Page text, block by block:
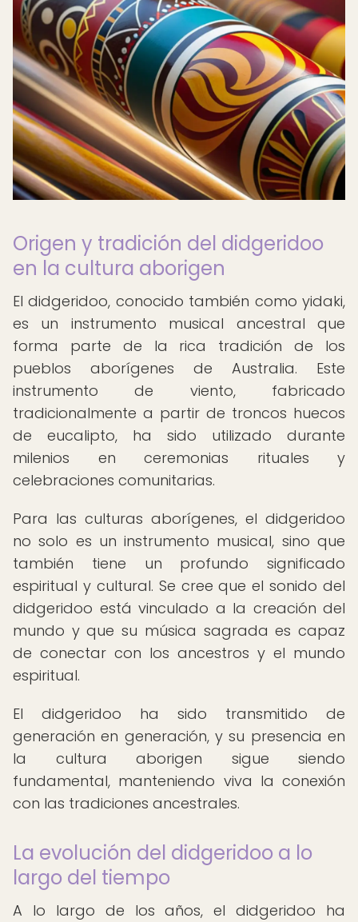
Origen y tradición del didgeridoo
en la cultura aborigen
El didgeridoo, conocido también como yidaki,
es un instrumento musical ancestral que
forma parte de la rica tradición de los
pueblos aborígenes de Australia. Este
instrumento de viento, fabricado
tradicionalmente a partir de troncos huecos
de eucalipto, ha sido utilizado durante
milenios en ceremonias rituales y
celebraciones comunitarias.
Para las culturas aborígenes, el didgeridoo
no solo es un instrumento musical, sino que
también tiene un profundo significado
espiritual y cultural. Se cree que el sonido del
didgeridoo está vinculado a la creación del
mundo y que su música sagrada es capaz
de conectar con los ancestros y el mundo
espiritual.
El didgeridoo ha sido transmitido de
generación en generación, y su presencia en
la cultura aborigen sigue siendo
fundamental, manteniendo viva la conexión
con las tradiciones ancestrales.
La evolución del didgeridoo a lo
largo del tiempo
A lo largo de los años, el didgeridoo ha